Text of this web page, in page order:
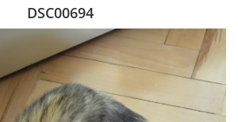
DSC00694